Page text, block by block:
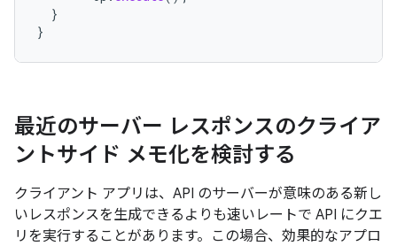
}
}
最近のサーバー レスポンスのクライア
ントサイド メモ化を検討する
クライアント アプリは、API のサーバーが意味のある新し
いレスポンスを生成できるよりも速いレートで API にクエ
リを実行することがあります。この場合、効果的なアプロ